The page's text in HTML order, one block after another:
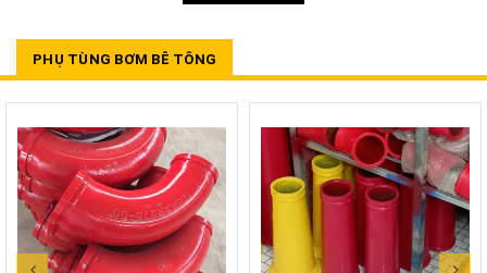
PHỤ TÙNG BƠM BÊ TÔNG